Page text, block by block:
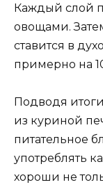
Каждый слой
овощами.
ставится в
примерно на
Подводя
из куриной
питательное
употреблять
хороши не